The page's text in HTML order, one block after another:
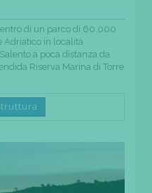
di un parco di 60.000
Adriatico in località
a poca distanza da
Riserva Marina di Torre